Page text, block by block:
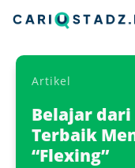
Artikel
Belajar dari
Terbaik
“Flexing”